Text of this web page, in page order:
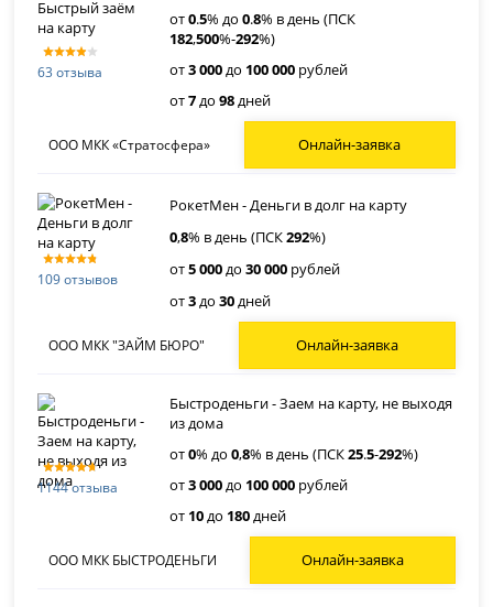
63 отзыва
от0.5% до0.8% в день (ПСК
182,500%-292%)
от3 000до 100 000 рублей
от7до98дней
ООО МКК «Стратосфера» Онлайн-заявка
109 отзывов
РокетМен - Деньги в долг на карту
0,8% в день (ПСК292%)
от5 000до30 000 рублей
от3до30дней
ООО МКК "ЗАЙМ БЮРО" Онлайн-заявка
1144 отзыва
Быстроденьги - Заем на карту, не выходя
из дома
от0% до0,8% в день (ПСК25.5-292%)
от3 000до 100 000 рублей
от 10до 180дней
ООО МКК БЫСТРОДЕНЬГИ Онлайн-заявка